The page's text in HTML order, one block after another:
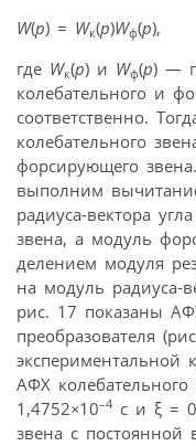
W(p) = Wк(p)Wф(p),
где Wк(p) и Wф(p) —
колебательного и
соответственно.
колебательного
форсирующего
выполним
радиуса-вектора
звена, а модуль
делением модуля
на модуль радиуса-
рис. 17 показаны
преобразователя
экспериментальной
АФХ
1,4752×10–4 c и ξ =
звена с постоянной